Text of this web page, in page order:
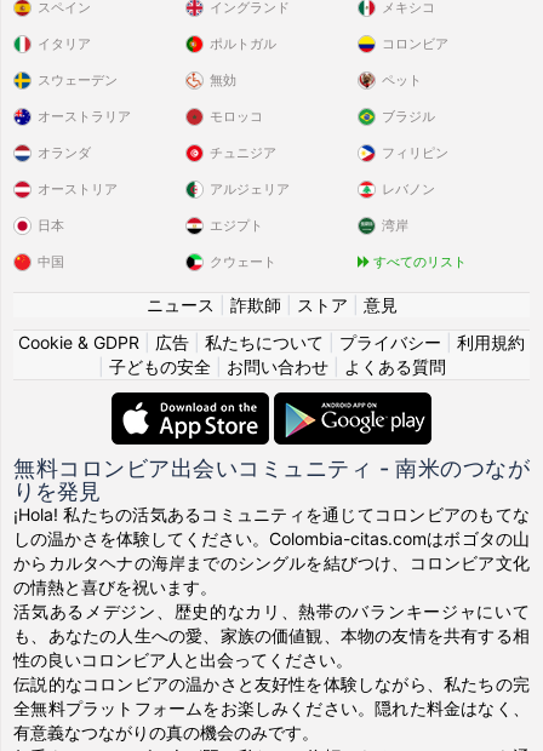
スペイン
イタリア
スウェーデン
イングランド
ポルトガル
無効
メキシコ
コロンビア
ペット
オーストラリア
オランダ
オーストリア
日本
中国
モロッコ
チュニジア
アルジェリア
エジプト
クウェート
ブラジル
フィリピン
レバノン
湾岸
すべてのリスト
ニュース 詐欺師 ストア
意見
Cookie & GDPR
広告 私たちについて プライバシー
利用規約
子どもの安全| お問い合わせ| よくある質問
無料コロンビア出会いコミュニティ - 南米のつなが
りを発見
¡Hola! 私たちの活気あるコミュニティを通じてコロンビアのもてな
しの温かさを体験してください。Colombia-citas.comはボゴタの山
からカルタヘナの海岸までのシングルを結びつけ、コロンビア文化
の情熱と喜びを祝います。
活気あるメデジン、歴史的なカリ、熱帯のバランキージャにいて
も、あなたの人生への愛、家族の価値観、本物の友情を共有する相
性の良いコロンビア人と出会ってください。
伝説的なコロンビアの温かさと友好性を体験しながら、私たちの完
全無料プラットフォームをお楽しみください。隠れた料金はなく、
有意義なつながりの真の機会のみです。